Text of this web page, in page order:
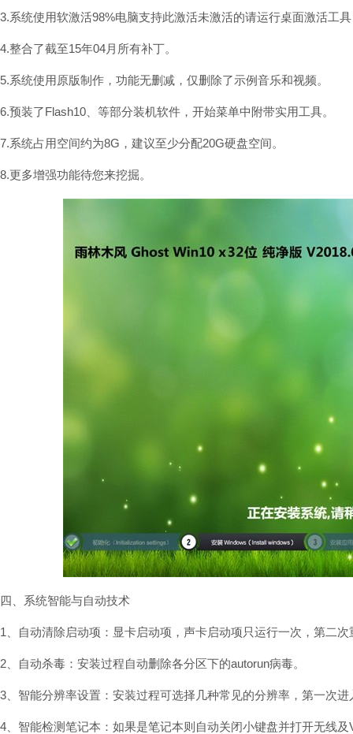
3.系统使用软激活98%电脑支持此激活未激活的请运行桌面激活工
4.整合了截至15年04月所有补丁。
5.系统使用原版制作，功能无删减，仅删除了示例音乐和视频。
6.预装了Flash10、等部分装机软件，开始菜单中附带实用工具。
7.系统占用空间约为8G，建议至少分配20G硬盘空间。
8.更多增强功能待您来挖掘。
四、系统智能与自动技术
1、自动清除启动项：显卡启动项，声卡启动项只运行一次，第二
2、自动杀毒：安装过程自动删除各分区下的autorun病毒。
3、智能分辨率设置：安装过程可选择几种常见的分辨率，第一次
4、智能检测笔记本：如果是笔记本则自动关闭小键盘并打开无线及